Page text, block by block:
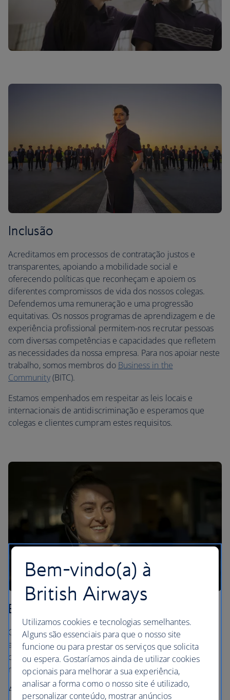
Inclusão
Acreditamos em processos de contratação justos e
transparentes, apoiando a mobilidade social e
oferecendo políticas que reconheçam e apoiem os
diferentes compromissos de vida dos nossos colegas.
Defendemos uma remuneração e uma progressão
equitativas. Os nossos programas de aprendizagem e de
experiência profissional permitem-nos recrutar pessoas
com diversas competências e capacidades que refletem
as necessidades da nossa empresa. Para nos apoiar neste
trabalho, somos membros do Business in the
Community(BITC).
Estamos empenhados em respeitar as leis locais e
internacionais de antidiscriminação e esperamos que
colegas e clientes cumpram estes requisitos.
Bem-estar
Cuidar do bem-estar de nosso pessoal significa oferecer
apoio à sua saúde mental, física e emocional,
contribuindo para que os nossos colegas se sintam bem
no trabalho e em casa.
A nossa equipa dedicada ao bem-estar trabalha em
Bem-vindo(a) à
British Airways
Utilizamos cookies e tecnologias semelhantes.
Alguns são essenciais para que o nosso site
funcione ou para prestar os serviços que solicita
ou espera. Gostaríamos ainda de utilizar cookies
opcionais para melhorar a sua experiência,
analisar a forma como o nosso site é utilizado,
personalizar conteúdo, mostrar anúncios